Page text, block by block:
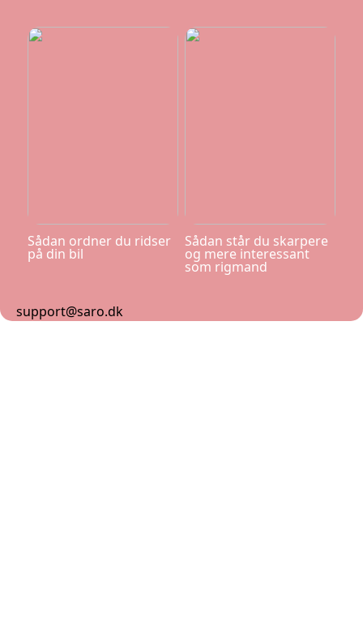
Sådan ordner du ridser
på din bil
Sådan står du skarpere
og mere interessant
som rigmand
support@saro.dk